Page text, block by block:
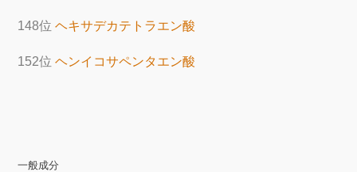
148位ヘキサデカテトラエン酸
152位ヘンイコサペンタエン酸
一般成分